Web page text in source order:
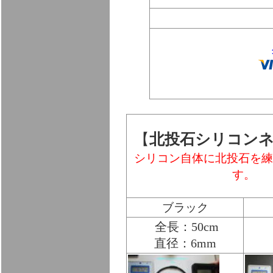
【北投石シリコン
シリコン自体に北投石を
す。
ブラック
全長：50cm
直径：6mm